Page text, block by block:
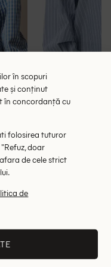
- 52%
în scopuri
și conținut
în concordanță cu
folosirea tuturor
doar
de cele strict
de